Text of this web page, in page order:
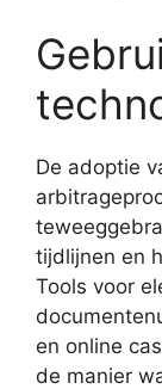
De adoptie
tijdlijnen en
Tools voor
en online
de manier